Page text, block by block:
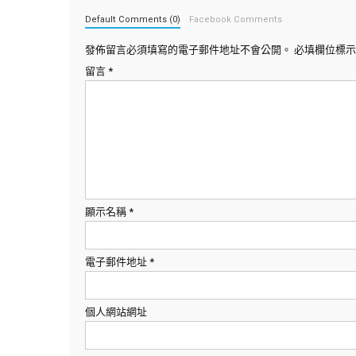
Default Comments (0) Facebook Comments
發佈留言必須填寫的電子郵件地址不會公開。 必填欄位標
留言 *
顯示名稱 *
電子郵件地址 *
個人網站網址